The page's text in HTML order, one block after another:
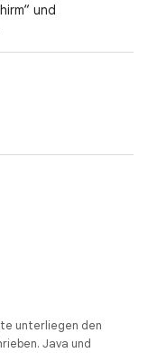
und
unterliegen den
Java und